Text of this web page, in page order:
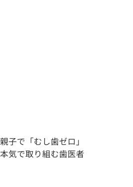
親子で 「 むし歯ゼロ 」
本気で取 り組む歯医者